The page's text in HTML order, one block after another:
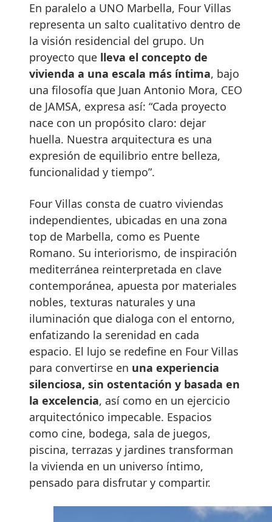
En paralelo a UNO Marbella, Four Villas
representa un salto cualitativo dentro de
la visión residencial del grupo. Un
proyecto que lleva el concepto de
vivienda a una escala más íntima, bajo
una filosofía que Juan Antonio Mora, CEO
de JAMSA, expresa así: “Cada proyecto
nace con un propósito claro: dejar
huella. Nuestra arquitectura es una
expresión de equilibrio entre belleza,
funcionalidad y tiempo”.
Four Villas consta de cuatro viviendas
independientes, ubicadas en una zona
top de Marbella, como es Puente
Romano. Su interiorismo, de inspiración
mediterránea reinterpretada en clave
contemporánea, apuesta por materiales
nobles, texturas naturales y una
iluminación que dialoga con el entorno,
enfatizando la serenidad en cada
espacio. El lujo se redefine en Four Villas
para convertirse en una experiencia
silenciosa, sin ostentación y basada en
la excelencia, así como en un ejercicio
arquitectónico impecable. Espacios
como cine, bodega, sala de juegos,
piscina, terrazas y jardines transforman
la vivienda en un universo íntimo,
pensado para disfrutar y compartir.